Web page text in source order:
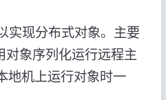
现分布式对象。主要
对象序列化运行远程主
地机上运行对象时一